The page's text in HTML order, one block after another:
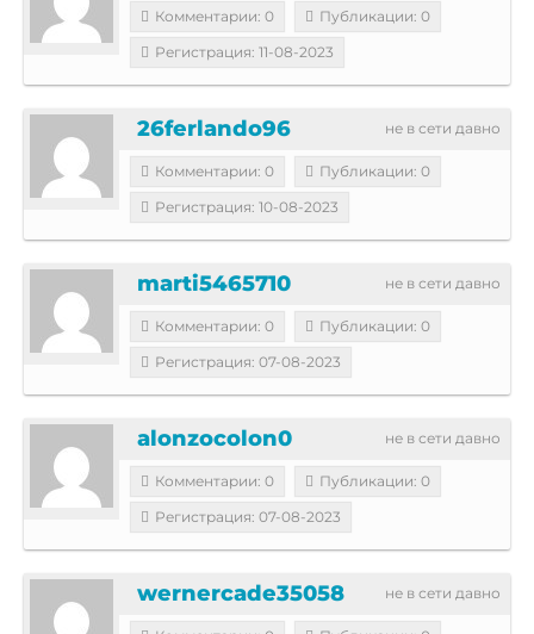
Комментарии: 0
Публикации: 0
Регистрация: 11-08-2023
не в сети давно
26ferlando96
Комментарии: 0
Публикации: 0
Регистрация: 10-08-2023
не в сети давно
marti5465710
Комментарии: 0
Публикации: 0
Регистрация: 07-08-2023
не в сети давно
alonzocolon0
Комментарии: 0
Публикации: 0
Регистрация: 07-08-2023
не в сети давно
wernercade35058